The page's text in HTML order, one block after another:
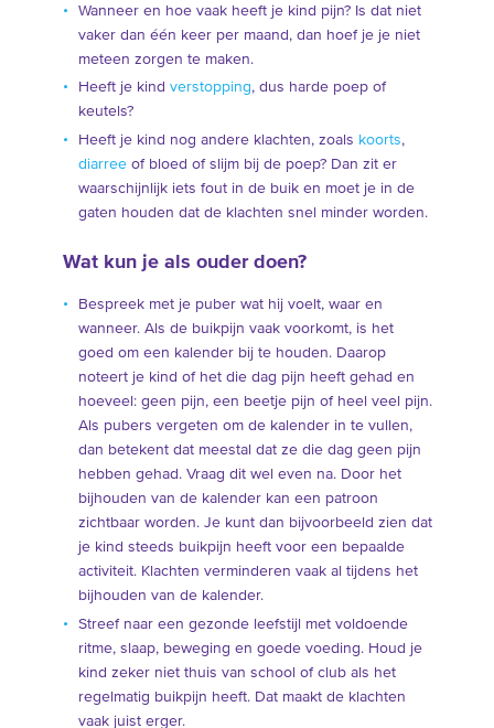
Wanneer en hoe vaak heeft je kind pijn? Is dat niet
vaker dan één keer per maand, dan hoef je je niet
meteen zorgen te maken.
Heeft je kind verstopping, dus harde poep of
keutels?
Heeft je kind nog andere klachten, zoals koorts,
diarree of bloed of slijm bij de poep? Dan zit er
waarschijnlijk iets fout in de buik en moet je in de
gaten houden dat de klachten snel minder worden.
Wat kun je als ouder doen?
Bespreek met je puber wat hij voelt, waar en
wanneer. Als de buikpijn vaak voorkomt, is het
goed om een kalender bij te houden. Daarop
noteert je kind of het die dag pijn heeft gehad en
hoeveel: geen pijn, een beetje pijn of heel veel pijn.
Als pubers vergeten om de kalender in te vullen,
dan betekent dat meestal dat ze die dag geen pijn
hebben gehad. Vraag dit wel even na. Door het
bijhouden van de kalender kan een patroon
zichtbaar worden. Je kunt dan bijvoorbeeld zien dat
je kind steeds buikpijn heeft voor een bepaalde
activiteit. Klachten verminderen vaak al tijdens het
bijhouden van de kalender.
Streef naar een gezonde leefstijl met voldoende
ritme, slaap, beweging en goede voeding. Houd je
kind zeker niet thuis van school of club als het
regelmatig buikpijn heeft. Dat maakt de klachten
vaak juist erger.